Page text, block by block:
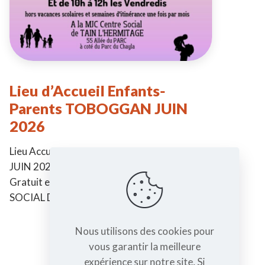
Lieu d’Accueil Enfants-
Parents TOBOGGAN JUIN
2026
Lieu Accueil Enfants-Parents TOBOGGAN
JUIN 2026 -> De la naissance à 6 ans ->
Gratuit et sans inscription à la MJC CENTRE
SOCIAL DE TAIN Jeudi
Nous utilisons des cookies pour
vous garantir la meilleure
expérience sur notre site. Si